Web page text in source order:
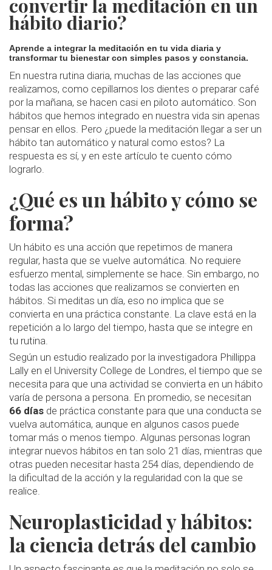
convertir la meditación en un
hábito diario?
Aprende a integrar la meditación en tu vida diaria y
transformar tu bienestar con simples pasos y constancia.
En nuestra rutina diaria, muchas de las acciones que
realizamos, como cepillarnos los dientes o preparar café
por la mañana, se hacen casi en piloto automático. Son
hábitos que hemos integrado en nuestra vida sin apenas
pensar en ellos. Pero ¿puede la meditación llegar a ser un
hábito tan automático y natural como estos? La
respuesta es sí, y en este artículo te cuento cómo
lograrlo.
¿Qué es un hábito y cómo se
forma?
Un hábito es una acción que repetimos de manera
regular, hasta que se vuelve automática. No requiere
esfuerzo mental, simplemente se hace. Sin embargo, no
todas las acciones que realizamos se convierten en
hábitos. Si meditas un día, eso no implica que se
convierta en una práctica constante. La clave está en la
repetición a lo largo del tiempo, hasta que se integre en
tu rutina.
Según un estudio realizado por la investigadora Phillippa
Lally en el University College de Londres, el tiempo que se
necesita para que una actividad se convierta en un hábito
varía de persona a persona. En promedio, se necesitan
66 días de práctica constante para que una conducta se
vuelva automática, aunque en algunos casos puede
tomar más o menos tiempo. Algunas personas logran
integrar nuevos hábitos en tan solo 21 días, mientras que
otras pueden necesitar hasta 254 días, dependiendo de
la dificultad de la acción y la regularidad con la que se
realice.
Neuroplasticidad y hábitos:
la ciencia detrás del cambio